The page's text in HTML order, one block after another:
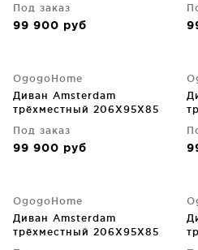
Под заказ
99 900 руб
OgogoHome
Диван Amsterdam
трёхместный 206X95X85
Под заказ
99 900 руб
OgogoHome
Диван Amsterdam
трёхместный 206X95X85